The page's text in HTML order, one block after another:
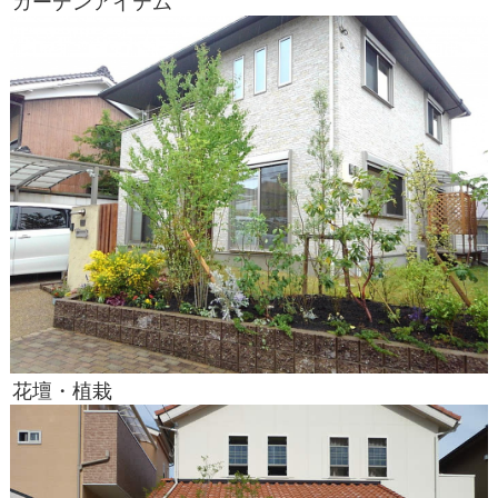
花壇・植栽